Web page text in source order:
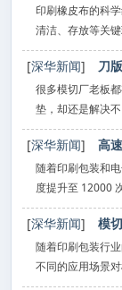
为行业
印刷橡皮布的科
清洁、存放等关
寿命，降低耗材
移的核心载体，
整
[深华新闻] 刀
很多模切厂老板
垫，却还是解决
不如宣传的那么
用方法不当。行
用误
[深华新闻] 高
随着印刷包装和
度提升至 12000
时。然而，很多
升，反而出现了
[深华新闻] 模
随着印刷包装行
不同的应用场景
纸，从不干胶标